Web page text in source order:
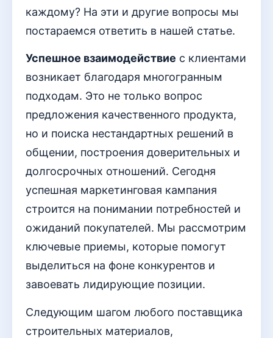
каждому? На эти и другие вопросы мы
постараемся ответить в нашей статье.
Успешное взаимодействие с клиентами
возникает благодаря многогранным
подходам. Это не только вопрос
предложения качественного продукта,
но и поиска нестандартных решений в
общении, построения доверительных и
долгосрочных отношений. Сегодня
успешная маркетинговая кампания
строится на понимании потребностей и
ожиданий покупателей. Мы рассмотрим
ключевые приемы, которые помогут
выделиться на фоне конкурентов и
завоевать лидирующие позиции.
Следующим шагом любого поставщика
строительных материалов,